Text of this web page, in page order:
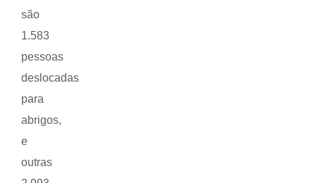
são
1.583
pessoas
deslocadas
para
abrigos,
e
outras